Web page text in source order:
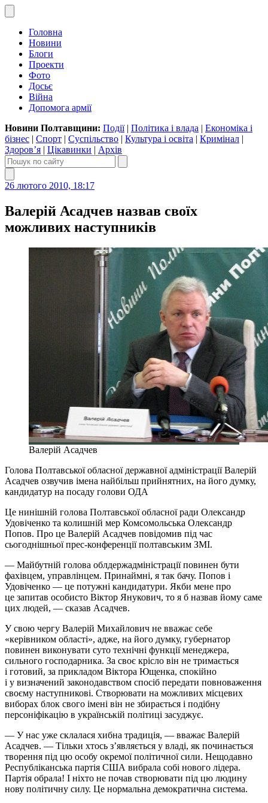
Головна
Новини
Блоги
Проекти
Фото
Досьє
Війна
Допомога армії
Новини Полтавщини: Події| Політика і влада | Економіка і
бізнес | Спорт | Суспільство | Культура і освіта | Кримінал |
Здоров’я | Цікавинки | Архів
26 лютого 2010, 18:17
Валерій Асадчев назвав своїх
можливих наступників
Валерій Асадчев
Голова Полтавської обласної державної адміністрації Валерій
Асадчев озвучив імена найбільш прийнятних, на його думку,
кандидатур на посаду голови ОДА
Це нинішній голова Полтавської обласної ради Олександр
Удовіченко та колишній мер Комсомольська Олександр
Попов. Про це Валерій Асадчев повідомив під час
сьогоднішньої прес-конференції полтавським ЗМІ.
— Майбутній голова облдержадміністрації повинен бути
фахівцем, управлінцем. Принаймні, я так бачу. Попов і
Удовіченко — це потужні кандидатури. Якби мене про
це запитав особисто Віктор Янукович, то я б назвав йому саме
цих людей, — сказав Асадчев.
У свою чергу Валерій Михайлович не вважає себе
«керівником області», адже, на його думку, губернатор
повинен виконувати суто технічні функції менеджера,
сильного господарника. За своє крісло він не тримається
і готовий, за прикладом Віктора Ющенка, спокійно
і у визначений законодавством спосіб передати повноваження
своєму наступникові. Створювати на можливих місцевих
виборах блок свого імені він не збирається і подібну
персоніфікацію в українській політиці засуджує.
— У нас уже склалася хибна традиція, — вважає Валерій
Асадчев. — Тільки хтось з’являється у владі, як починається
творення під цю особу окремої політичної сили. Нещодавно
Республіканська партія США вибрала собі нового лідера.
Партія обрала! І ніхто не почав створювати під цю людину
нову політичну силу. Це нормальна демократична система.